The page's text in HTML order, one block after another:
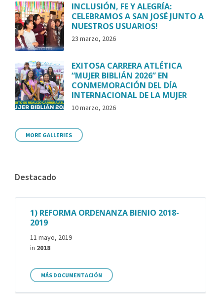
INCLUSIÓN, FE Y ALEGRÍA:
CELEBRAMOS A SAN JOSÉ JUNTO A
NUESTROS USUARIOS!
23 marzo, 2026
EXITOSA CARRERA ATLÉTICA
“MUJER BIBLIÁN 2026” EN
CONMEMORACIÓN DEL DÍA
INTERNACIONAL DE LA MUJER
10 marzo, 2026
MORE GALLERIES
Destacado
1) REFORMA ORDENANZA BIENIO 2018-
2019
11 mayo, 2019
in 2018
MÁS DOCUMENTACIÓN